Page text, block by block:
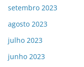
setembro 2023
agosto 2023
julho 2023
junho 2023